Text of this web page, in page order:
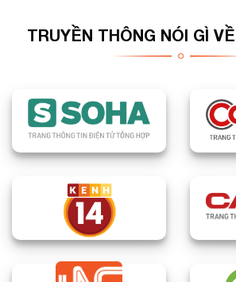
TRUYỀN THÔNG NÓI GÌ